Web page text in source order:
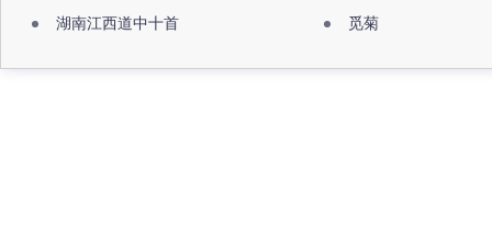
湖南江西道中十首 觅菊